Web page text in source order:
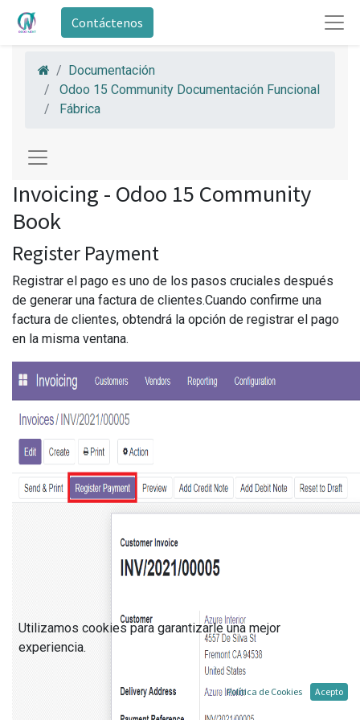
Contáctenos
Documentación
Odoo 15 Community Documentación Funcional
Fábrica
Invoicing - Odoo 15 Community
Book
Register Payment
Registrar el pago es uno de los pasos cruciales después
de generar una factura de clientes.Cuando confirme una
factura de clientes, obtendrá la opción de registrar el pago
en la misma ventana.
Utilizamos cookies para garantizarle una mejor
experiencia.
Política de Cookies Acepto